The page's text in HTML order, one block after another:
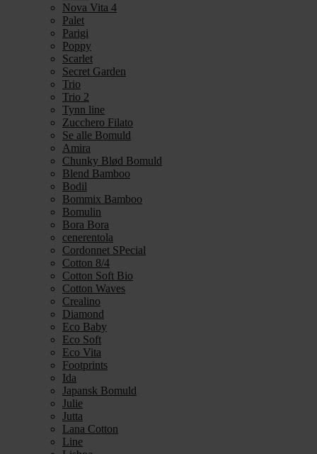
Nova Vita 4
Palet
Parigi
Poppy
Scarlet
Secret Garden
Trio
Trio 2
Tynn line
Zucchero Filato
Se alle Bomuld
Amira
Chunky Blød Bomuld
Blend Bamboo
Bodil
Bommix Bamboo
Bomulin
Bora Bora
cenerentola
Cordonnet SPecial
Cotton 8/4
Cotton Soft Bio
Cotton Waves
Crealino
Diamond
Eco Baby
Eco Soft
Eco Vita
Footprints
Ida
Japansk Bomuld
Julie
Jutta
Lana Cotton
Line